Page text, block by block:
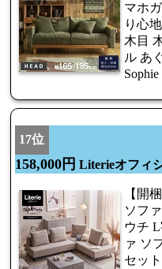
マホ
り心
木目
ル あ
17位
158,000円 Literieオフィ
【開
ソフ
ウチ
ァ ソ
セッ